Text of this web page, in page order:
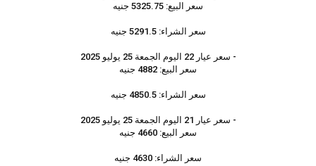
سعر البيع: 5325.75 جنيه
سعر الشراء: 5291.5 جنيه
- سعر عيار 22 اليوم الجمعة 25 يوليو 2025
سعر البيع: 4882 جنيه
سعر الشراء: 4850.5 جنيه
- سعر عيار 21 اليوم الجمعة 25 يوليو 2025
سعر البيع: 4660 جنيه
سعر الشراء: 4630 جنيه